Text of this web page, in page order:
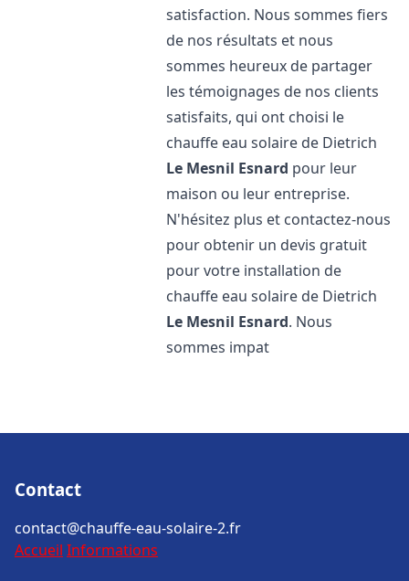
satisfaction. Nous sommes fiers
de nos résultats et nous
sommes heureux de partager
les témoignages de nos clients
satisfaits, qui ont choisi le
chauffe eau solaire de Dietrich
Le Mesnil Esnard pour leur
maison ou leur entreprise.
N'hésitez plus et contactez-nous
pour obtenir un devis gratuit
pour votre installation de
chauffe eau solaire de Dietrich
Le Mesnil Esnard. Nous
sommes impat
Contact
contact@chauffe-eau-solaire-2.fr
Accueil Informations